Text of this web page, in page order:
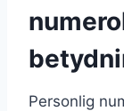
Personlig